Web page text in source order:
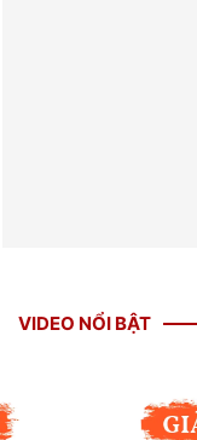
VIDEO NỔI BẬT